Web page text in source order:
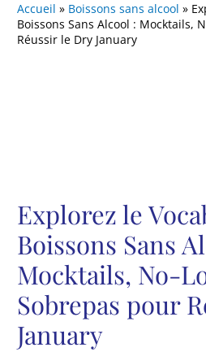
Accueil » Boissons sans alcool »
Boissons Sans Alcool : Mocktails,
Réussir le Dry January
Explorez le
Boissons Sans
Mocktails, No-
Sobrepas pour
January